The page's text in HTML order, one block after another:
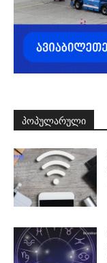
ᲞᲝᲞᲣᲚᲐᲠᲣᲚᲘ